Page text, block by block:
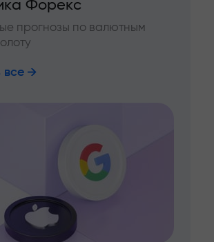
Форекс
прогнозы по валютным
все